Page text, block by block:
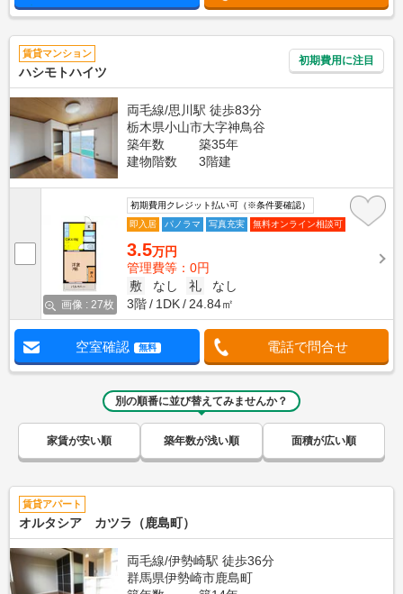
賃貸マンション
ハシモトハイツ
初期費用に注目
両毛線/思川駅 徒歩83分
栃木県小山市大字神鳥谷
築年数
築35年
建物階数
3階建
画像 : 27枚
初期費用クレジット払い可（※条件要確認）
即入居
パノラマ 写真充実 無料オンライン相談可
3.5万円
管理費等：0円
敷
なし 礼
なし
3階
1DK 24.84㎡
空室確認 無料 電話で問合せ
別の順番に並び替えてみませんか？
家賃が安い順 築年数が浅い順 面積が広い順
賃貸アパート
オルタシア カツラ（鹿島町）
両毛線/伊勢崎駅 徒歩36分
群馬県伊勢崎市鹿島町